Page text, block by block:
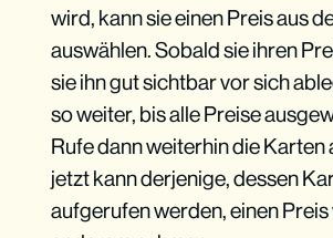
wird, kann sie einen Preis aus
auswählen. Sobald sie ihren
sie ihn gut sichtbar vor sich
so weiter, bis alle Preise
Rufe dann weiterhin die Karten
jetzt kann derjenige, dessen
aufgerufen werden, einen Preis